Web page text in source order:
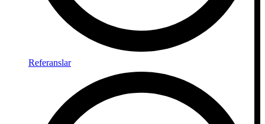
Referanslar